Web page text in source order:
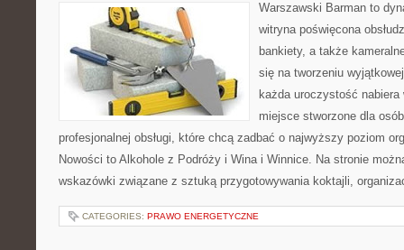
Warszawski Barman to
witryna poświęcona
bankiety, a także
się na tworzeniu
każda uroczystość
miejsce stworzone dla
profesjonalnej obsługi, które chcą zadbać o najwyższy poziom
Nowości to Alkohole z Podróży i Wina i Winnice. Na stronie
wskazówki związane z sztuką przygotowywania koktajli,
CATEGORIES: PRAWO ENERGETYCZNE